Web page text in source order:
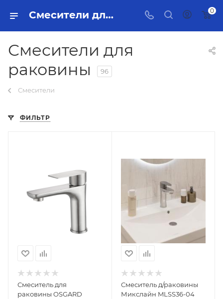
Смесители для раковины Тольятти - купить в интернет-магазине, каталог с ценами и характеристиками 0
Смесители для
раковины
96
Смесители
ФИЛЬТР
Смеситель для
раковины OSGARD
Смеситель д/раковины
Микслайн MLSS36-04